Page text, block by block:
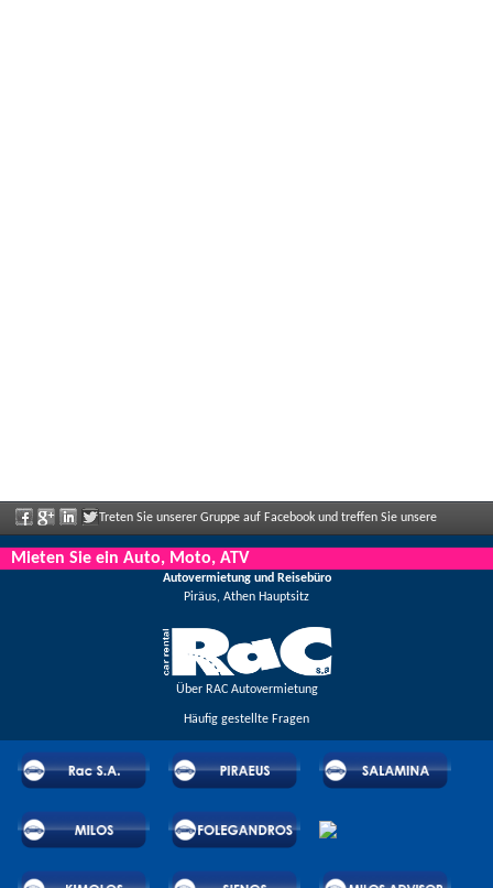
Treten Sie unserer Gruppe auf Facebook und treffen Sie unsere
Mitarbeiter, sagen Sie uns Ihre Meinung und genießen Sie große Rabatte und
Angebote, die regelmäßig bekannt gegeben werden.
Mieten Sie ein Auto, Moto, ATV
Autovermietung und Reisebüro
Piräus, Athen Hauptsitz
Über RAC Autovermietung
Häufig gestellte Fragen